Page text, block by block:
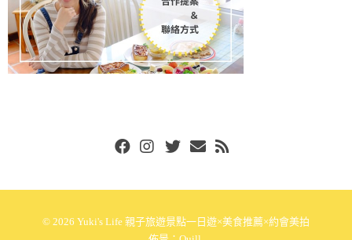
© 2026 Yuki's Life 親子旅遊景點一日遊×美食推薦×約會美拍